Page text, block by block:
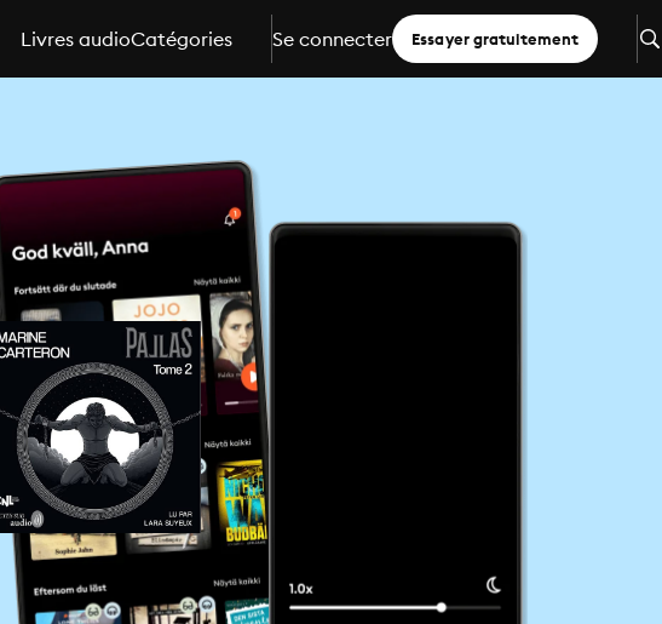
Livres audioCatégories Se connecter Essayer gratuitement